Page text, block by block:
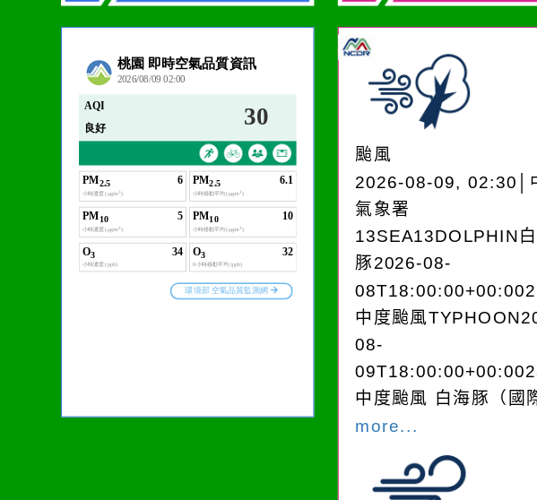
颱風
2026-08-09, 02:30│
氣象署
13SEA13DOLPHIN
豚2026-08-
中度颱風
08-
中度颱風 白海豚（國
more...
一杯清水因滴入一滴污
水而變污濁，一杯污水
卻不會因一滴清水的存
在而變清澈。
作者：網路
在實現理想的
誘惑。